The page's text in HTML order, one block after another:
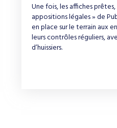
Une fois, les affiches
appositions légales » de
en place sur le terrain aux
leurs contrôles réguliers,
d’huissiers.